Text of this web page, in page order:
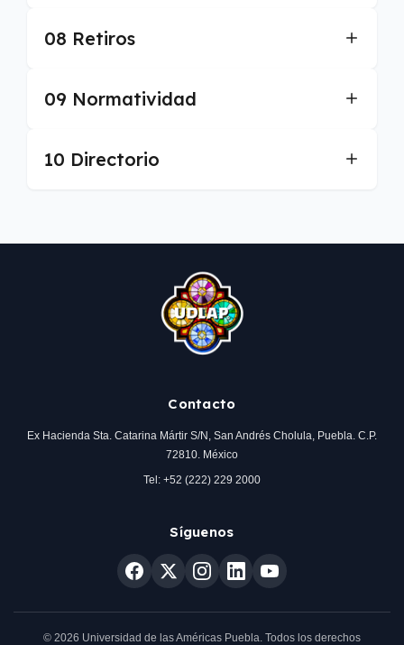
08 Retiros
09 Normatividad
10 Directorio
Contacto
Ex Hacienda Sta. Catarina Mártir S/N, San Andrés Cholula, Puebla. C.P.
72810. México
Tel: +52 (222) 229 2000
Síguenos
© 2026 Universidad de las Américas Puebla. Todos los derechos